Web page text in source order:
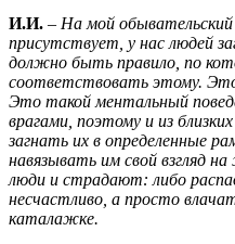
И.И. – На мой обывательский
присутствует, у нас людей
должно быть правило, по
соответствовать этому. Это
Это такой ментальный
врагами, поэтому и из
загнать их в определенные
навязывать им свой взгляд
люди и страдают: либо
несчастливо, а просто
каталажке.